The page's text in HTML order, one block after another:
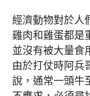
經濟動物對於人
雞肉和雞蛋都是
並沒有被大量食
由於打仗時阿兵
說，通常一頭牛